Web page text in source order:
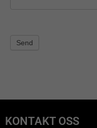
Send
KONTAKT OSS